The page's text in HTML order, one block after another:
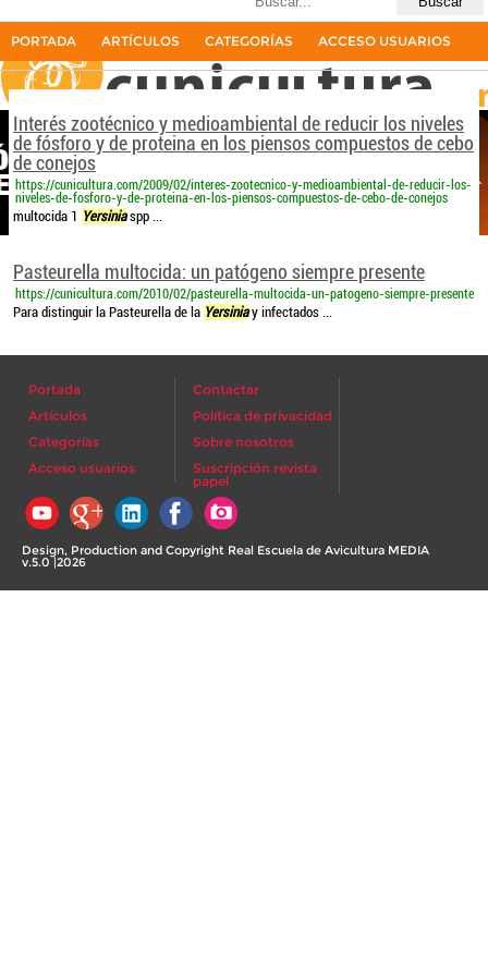
La primera revista del sector cunícola en español
PORTADA ARTÍCULOS CATEGORÍAS ACCESO USUARIOS
yersinia 2resultados
Interés zootécnico y medioambiental de reducir los niveles
de fósforo y de proteina en los piensos compuestos de cebo
de conejos
https://cunicultura.com/2009/02/interes-zootecnico-y-medioambiental-de-reducir-los-
niveles-de-fosforo-y-de-proteina-en-los-piensos-compuestos-de-cebo-de-conejos
multocida 1 Yersiniaspp ...
Pasteurella multocida: un patógeno siempre presente
https://cunicultura.com/2010/02/pasteurella-multocida-un-patogeno-siempre-presente
Para distinguir la Pasteurella de la Yersiniay infectados ...
Portada
Artículos
Categorías
Acceso usuarios
Contactar
Política de privacidad
Sobre nosotros
Suscripción revista
papel
Design, Production and Copyright Real Escuela de Avicultura MEDIA
v.5.0 |2026